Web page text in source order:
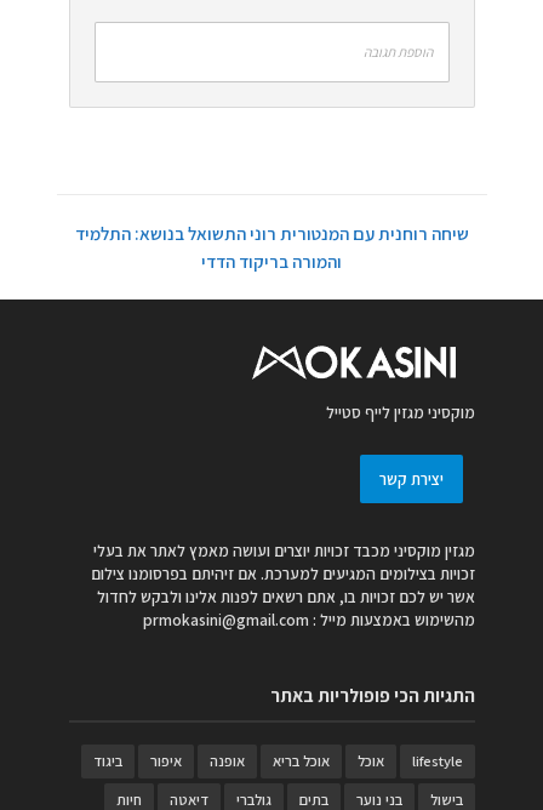
הוספת תגובה
שיחה רוחנית עם המנטורית רוני התשואל בנושא: התלמיד
והמורה בריקוד הדדי
מוקסיני מגזין לייף סטייל
יצירת קשר
מגזין מוקסיני מכבד זכויות יוצרים ועושה מאמץ לאתר את בעלי
זכויות בצילומים המגיעים למערכת. אם זיהיתם בפרסומנו צילום
אשר יש לכם זכויות בו, אתם רשאים לפנות אלינו ולבקש לחדול
מהשימוש באמצעות מייל : prmokasini@gmail.com
התגיות הכי פופולריות באתר
lifestyle אוכל אוכל בריא אופנה איפור
ביגוד
בישול
בני נוער בתים גולברי דיאטה חיות